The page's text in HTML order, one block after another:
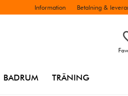
Information Betalning &
BADRUM TRÄNING